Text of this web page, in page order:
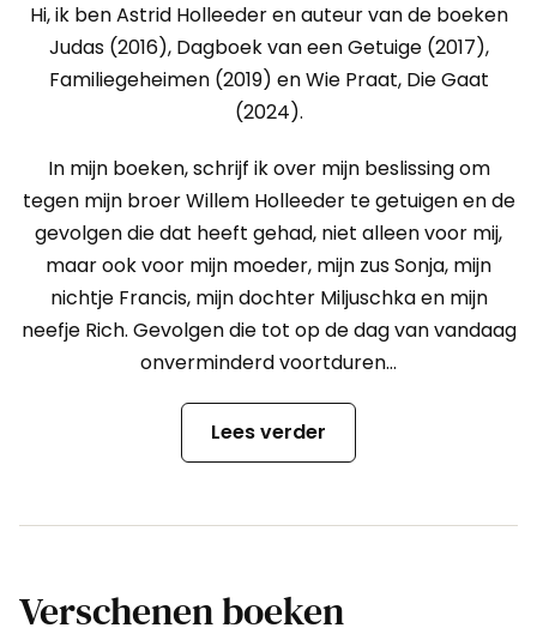
Hi, ik ben Astrid Holleeder en auteur van de boeken
Judas (2016), Dagboek van een Getuige (2017),
Familiegeheimen (2019) en Wie Praat, Die Gaat
(2024).
In mijn boeken, schrijf ik over mijn beslissing om
tegen mijn broer Willem Holleeder te getuigen en de
gevolgen die dat heeft gehad, niet alleen voor mij,
maar ook voor mijn moeder, mijn zus Sonja, mijn
nichtje Francis, mijn dochter Miljuschka en mijn
neefje Rich. Gevolgen die tot op de dag van vandaag
onverminderd voortduren…
Lees verder
Verschenen boeken